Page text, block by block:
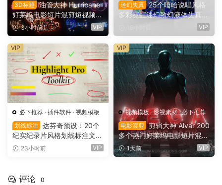
3D标题
油管大神 Hurricane
好莱坞电影短片混剪短视频M
V剪辑3D文字标题动画特效A
E工程项目文件 Hurricane Te
xt Bundle（16169）
3小时前 VIP
迷幻失真 25个嘻哈说唱风格
多彩霓虹迷幻致幻液体失真背
景AE预设效果包 Jamo VFX P
sychedelic Presets 1（1616
8）
VIP
必下推荐 · 插件软件 · 视频模板
划线标注
达芬奇预设：20个
纪实纪录片风格划线标注文字
高亮突出标注划重点显示动画
23小时前 VIP
VIP
视频模板·影视素材·必下推荐
电影混剪 剪辑大神 Alvar 200
多个热门好莱坞电影短片混剪
AE预设+音效+教程 AlvarCre
ations – MEGA Editing Pack
1天前 VIP
VIP
评论 0